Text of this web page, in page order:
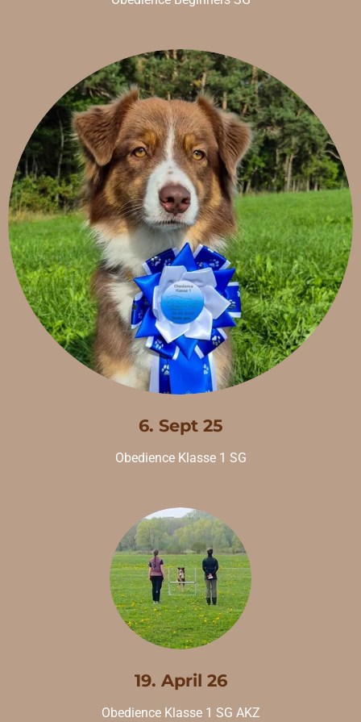
6. Sept 25
Obedience Klasse 1 SG
19. April 26
Obedience Klasse 1 SG AKZ